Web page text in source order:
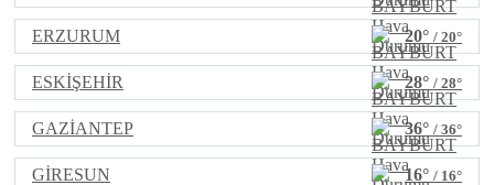
ERZURUM 20° / 20°
ESKİŞEHİR 28° / 28°
GAZİANTEP 36° / 36°
GİRESUN 16° / 16°